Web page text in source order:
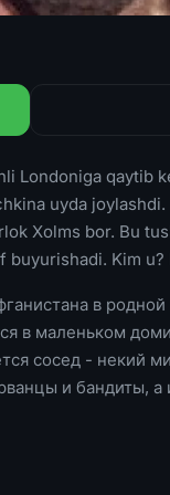
Londoniga qaytib
uyda
Xolms bor. Bu
Kim
в
в маленьком
сосед - некий
и бандиты,